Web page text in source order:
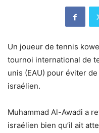
Un joueur de tennis
tournoi international de
unis (EAU) pour éviter
israélien.
Muhammad Al-Awadi a
israélien bien qu’il ait